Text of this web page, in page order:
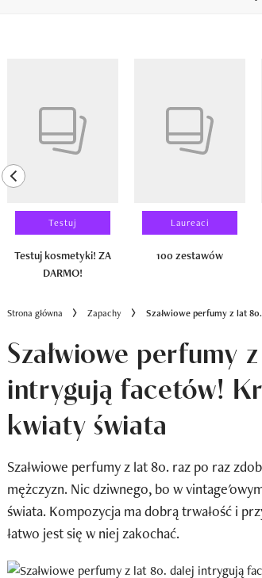
previous element
Testuj
Testuj kosmetyki! ZA
DARMO!
Laureaci
100 zestawów
Strona główna Zapachy Szałwiowe perfumy z lat
Szałwiowe perfumy
intrygują facetów!
kwiaty świata
Szałwiowe perfumy z lat 80. raz po raz
mężczyzn. Nic dziwnego, bo w
świata. Kompozycja ma dobrą trwałość i
łatwo jest się w niej zakochać.